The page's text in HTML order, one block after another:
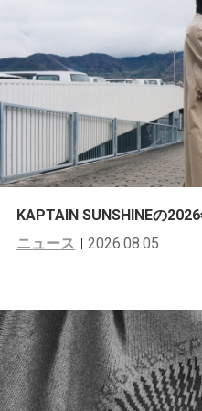
KAPTAIN SUNSHINEの
ニュース
2026.08.05